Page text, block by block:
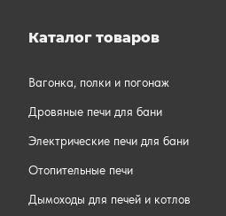
Каталог товаров
Вагонка, полки и погонаж
Дровяные печи для бани
Электрические печи для бани
Отопительные печи
Дымоходы для печей и котлов